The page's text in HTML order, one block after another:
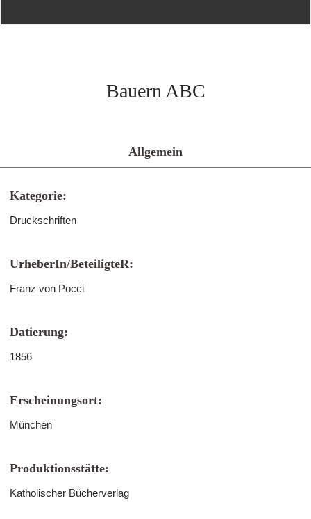
Bauern ABC
Allgemein
Kategorie:
Druckschriften
UrheberIn/BeteiligteR:
Franz von Pocci
Datierung:
1856
Erscheinungsort:
München
Produktionsstätte:
Katholischer Bücherverlag